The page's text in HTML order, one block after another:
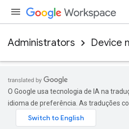
Administrators Device
O Google usa tecnologia de IA na
idioma de preferência. As traduções